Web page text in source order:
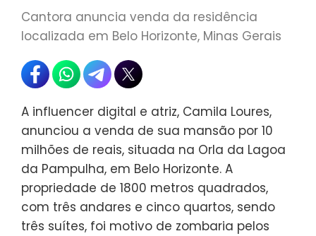
Cantora anuncia venda da residência
localizada em Belo Horizonte, Minas Gerais
A influencer digital e atriz, Camila Loures,
anunciou a venda de sua mansão por 10
milhões de reais, situada na Orla da Lagoa
da Pampulha, em Belo Horizonte. A
propriedade de 1800 metros quadrados,
com três andares e cinco quartos, sendo
três suítes, foi motivo de zombaria pelos